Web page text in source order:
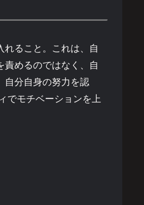
ること。これは、自
めるのではなく、自
自分自身の努力を認
でモチベーションを上